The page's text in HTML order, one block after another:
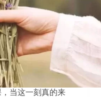
当这一刻真的来